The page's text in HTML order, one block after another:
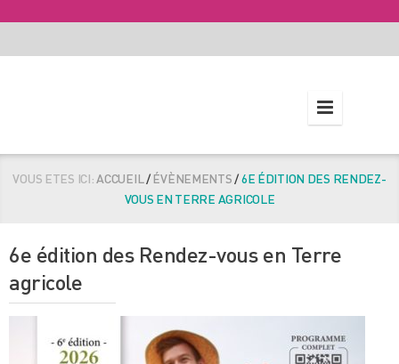
VOUS ETES ICI:ACCUEIL/ÉVÈNEMENTS/6E ÉDITION DES RENDEZ-
VOUS EN TERRE AGRICOLE
6e édition des Rendez-vous en Terre
agricole